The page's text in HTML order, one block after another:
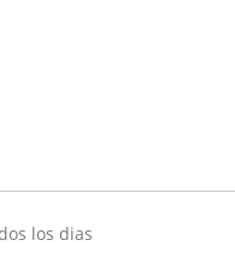
los dias